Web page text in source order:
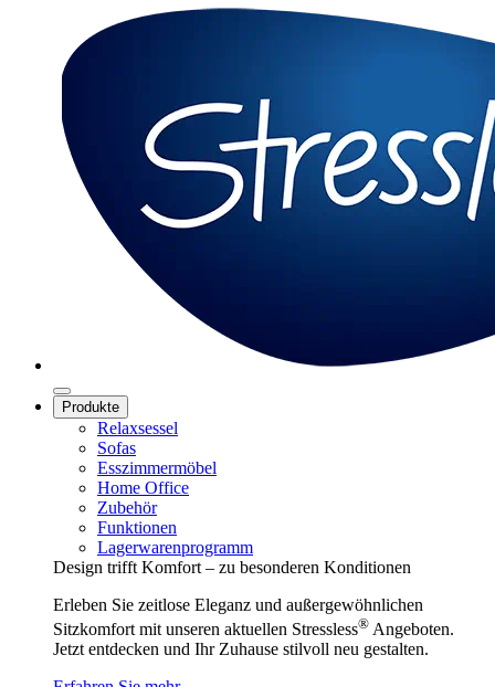
Produkte
Relaxsessel
Sofas
Esszimmermöbel
Home Office
Zubehör
Funktionen
Lagerwarenprogramm
Design trifft Komfort – zu besonderen Konditionen
Erleben Sie zeitlose Eleganz und außergewöhnlichen
Sitzkomfort mit unseren aktuellen Stressless® Angeboten.
Jetzt entdecken und Ihr Zuhause stilvoll neu gestalten.